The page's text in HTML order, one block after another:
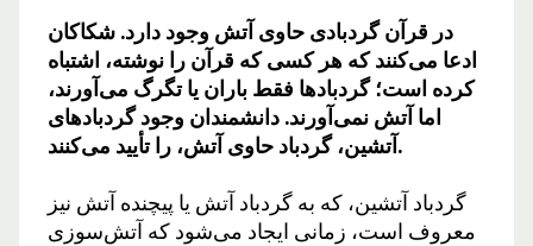
در قرآن گردبادی حاوی آتش وجود دارد. شکاکان
ادعا می‌کنند که هر کسی که قرآن را نوشته، اشتباه
کرده است؛ گردبادها فقط باران یا تگرگ می‌آورند،
اما آتش نمی‌آورند. دانشمندان وجود گردبادهای
آتشین، گردباد حاوی آتش، را تأیید می‌کنند.
گردباد آتشین، که به گردباد آتش یا پیچنده آتش نیز
معروف است، زمانی ایجاد می‌شود که آتش‌سوزی